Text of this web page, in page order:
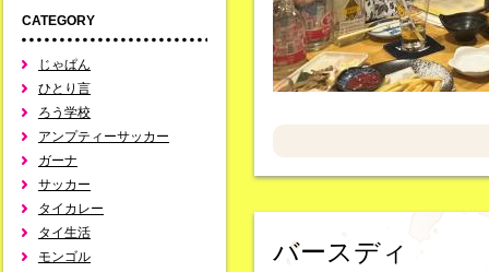
CATEGORY
じゃぱん
ひとり言
ろう学校
アンプティーサッカー
ガーナ
サッカー
タイカレー
タイ生活
モンゴル
バースディ